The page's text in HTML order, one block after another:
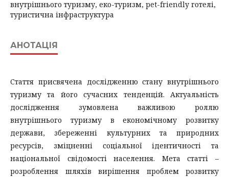
внутрішнього туризму, еко-туризм, pet-friendly готелі,
туристична інфраструктура
АНОТАЦІЯ
Стаття присвячена дослідженню стану внутрішнього
туризму та його сучасних тенденцій. Актуальність
дослідження зумовлена важливою роллю
внутрішнього туризму в економічному розвитку
держави, збереженні культурних та природних
ресурсів, зміцненні соціальної ідентичності та
національної свідомості населення. Мета статті –
розроблення шляхів вирішення проблем розвитку